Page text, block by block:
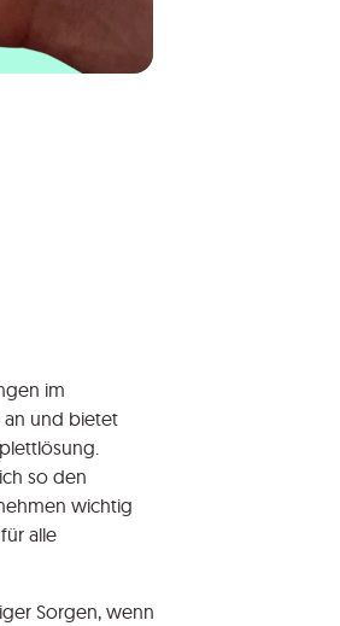
im
an und bietet
so den
wichtig
alle
Sorgen, wenn